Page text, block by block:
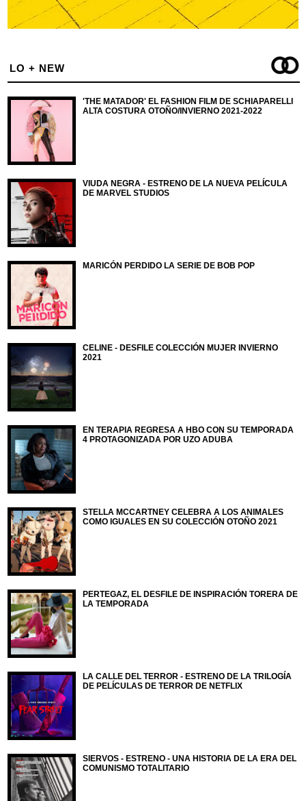
LO + NEW
'THE MATADOR' EL FASHION FILM DE SCHIAPARELLI
ALTA COSTURA OTOÑO/INVIERNO 2021-2022
VIUDA NEGRA - ESTRENO DE LA NUEVA PELÍCULA
DE MARVEL STUDIOS
MARICÓN PERDIDO LA SERIE DE BOB POP
CELINE - DESFILE COLECCIÓN MUJER INVIERNO
2021
EN TERAPIA REGRESA A HBO CON SU TEMPORADA
4 PROTAGONIZADA POR UZO ADUBA
STELLA MCCARTNEY CELEBRA A LOS ANIMALES
COMO IGUALES EN SU COLECCIÓN OTOÑO 2021
PERTEGAZ, EL DESFILE DE INSPIRACIÓN TORERA DE
LA TEMPORADA
LA CALLE DEL TERROR - ESTRENO DE LA TRILOGÍA
DE PELÍCULAS DE TERROR DE NETFLIX
SIERVOS - ESTRENO - UNA HISTORIA DE LA ERA DEL
COMUNISMO TOTALITARIO